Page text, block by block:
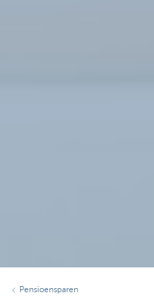
Pensioensparen